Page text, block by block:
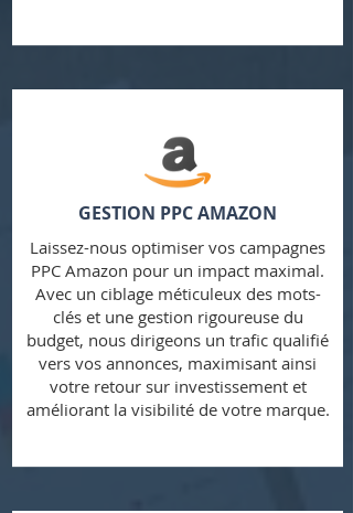
GESTION PPC AMAZON
Laissez-nous optimiser vos campagnes
PPC Amazon pour un impact maximal.
Avec un ciblage méticuleux des mots-
clés et une gestion rigoureuse du
budget, nous dirigeons un trafic qualifié
vers vos annonces, maximisant ainsi
votre retour sur investissement et
améliorant la visibilité de votre marque.